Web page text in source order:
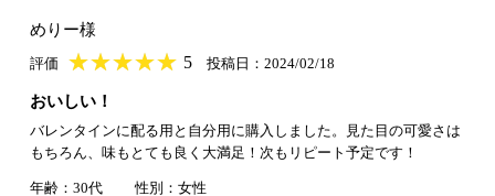
めりー様
評価 ★★★★★
★★★★★ 5 投稿日：2024/02/18
おいしい！
バレンタインに配る用と自分用に購入しました。見た目の可愛さは
もちろん、味もとても良く大満足！次もリピート予定です！
年齢：30代 性別：女性